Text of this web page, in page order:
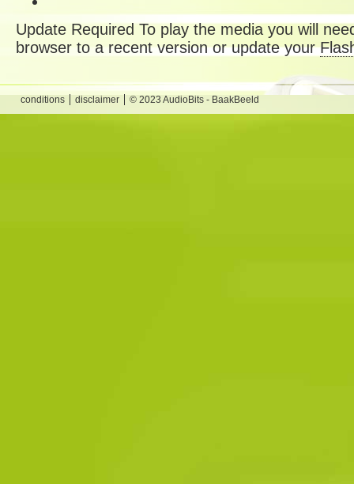
Update Required To play the media you will
browser to a recent version or update your
conditions disclaimer © 2023 AudioBits - BaakBeeld